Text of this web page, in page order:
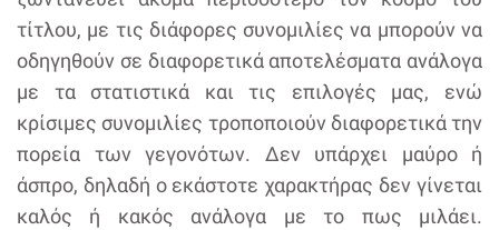
τίτλου, με τις διάφορες συνομιλίες να μπορούν να
οδηγηθούν σε διαφορετικά αποτελέσματα ανάλογα
με τα στατιστικά και τις επιλογές μας, ενώ
κρίσιμες συνομιλίες τροποποιούν διαφορετικά την
πορεία των γεγονότων. Δεν υπάρχει μαύρο ή
άσπρο, δηλαδή ο εκάστοτε χαρακτήρας δεν γίνεται
καλός ή κακός ανάλογα με το πως μιλάει.